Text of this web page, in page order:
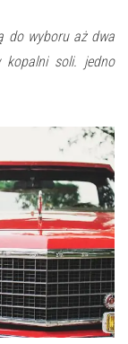
do wyboru aż dwa
kopalni soli. jedno